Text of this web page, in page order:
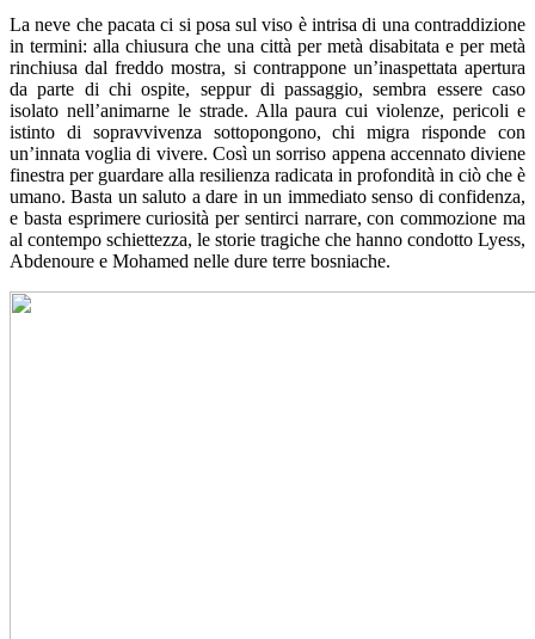
La neve che pacata ci si posa sul viso è intrisa di una contraddizione
in termini: alla chiusura che una città per metà disabitata e per metà
rinchiusa dal freddo mostra, si contrappone un’inaspettata apertura
da parte di chi ospite, seppur di passaggio, sembra essere caso
isolato nell’animarne le strade. Alla paura cui violenze, pericoli e
istinto di sopravvivenza sottopongono, chi migra risponde con
un’innata voglia di vivere. Così un sorriso appena accennato diviene
finestra per guardare alla resilienza radicata in profondità in ciò che è
umano. Basta un saluto a dare in un immediato senso di confidenza,
e basta esprimere curiosità per sentirci narrare, con commozione ma
al contempo schiettezza, le storie tragiche che hanno condotto Lyess,
Abdenoure e Mohamed nelle dure terre bosniache.